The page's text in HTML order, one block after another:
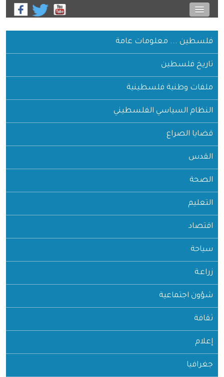
فلسطين ... معلومات عامة
تاريخ فلسطين
ملفات وطنية فلسطينية
النظام السياسي الفلسطيني
قضايا الصراع
القدس
الصحة
التعليم
اقتصاد
سياحة
زراعـة
شؤون اجتماعية
ثقافة
إعلام
جغرافيا